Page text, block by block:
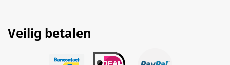
Veilig betalen